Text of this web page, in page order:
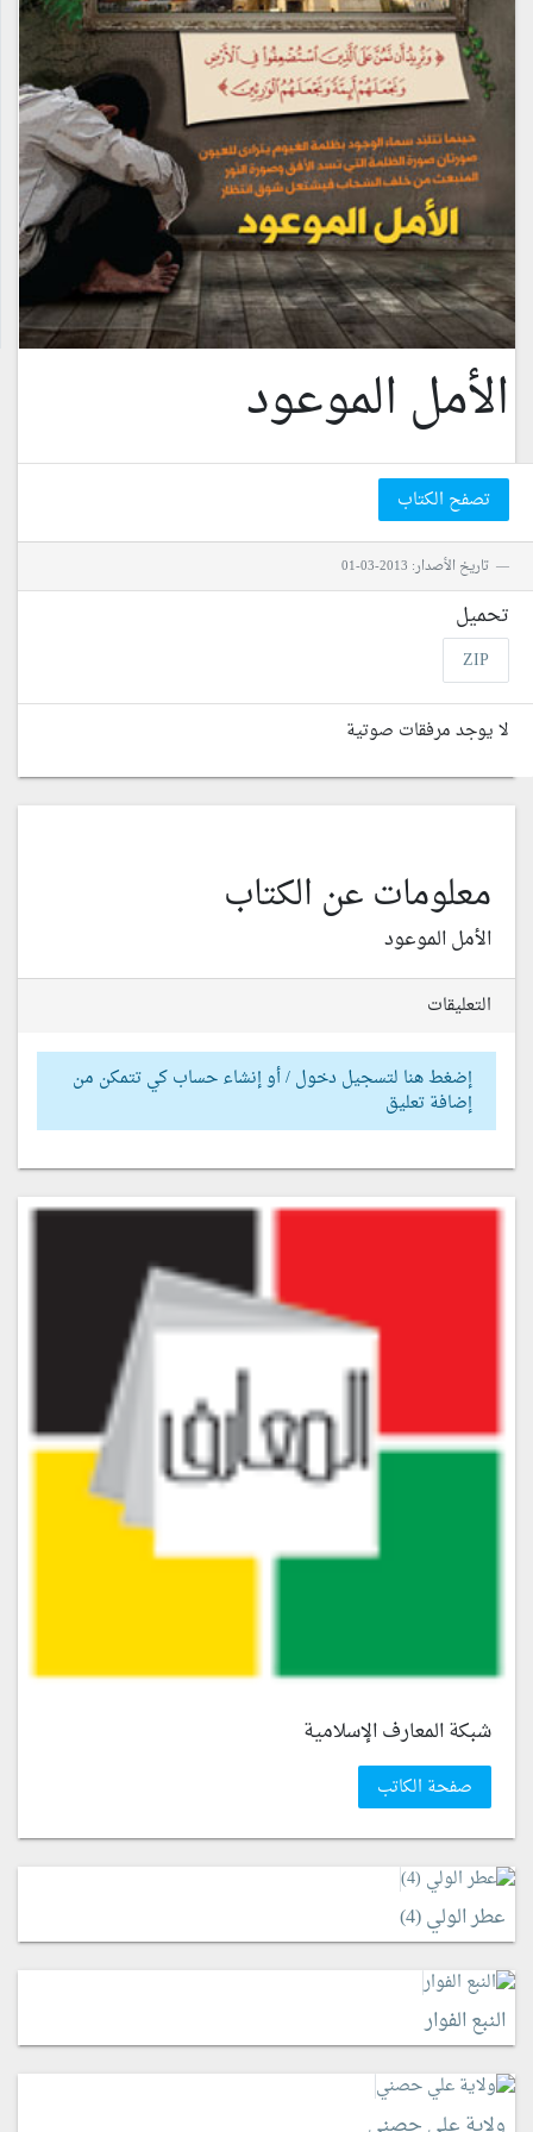
الأمل الموعود
تصفح الكتاب
تاريخ الأصدار: 2013-03-01
تحميل
ZIP
لا يوجد مرفقات صوتية
معلومات عن الكتاب
الأمل الموعود
التعليقات
إضغط هنا لتسجيل دخول / أو إنشاء حساب كي تتمكن من
إضافة تعليق
شبكة المعارف الإسلامية
صفحة الكاتب
عطر الولي (4)
النبع الفوار